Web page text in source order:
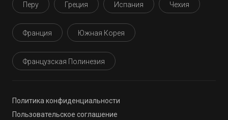
Перу Греция Испания Чехия
Франция Южная Корея
Французская Полинезия
Политика конфиденциальности
Пользовательское соглашение